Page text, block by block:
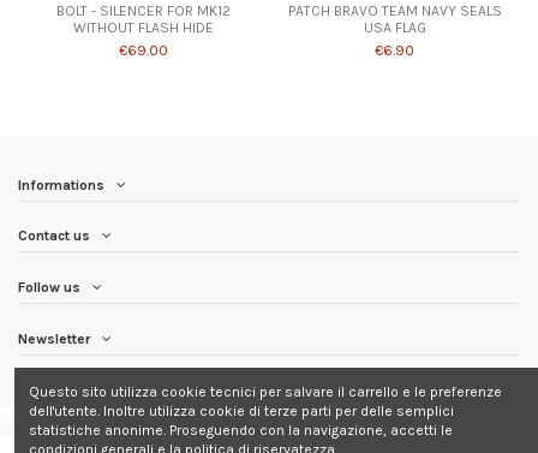
BOLT - SILENCER FOR MK12
WITHOUT FLASH HIDE
€69.00
PATCH BRAVO TEAM NAVY SEALS
USA FLAG
€6.90
Informations
Contact us
Follow us
Newsletter
Questo sito utilizza cookie tecnici per salvare il carrello e le preferenze
dell'utente. Inoltre utilizza cookie di terze parti per delle semplici
statistiche anonime. Proseguendo con la navigazione, accetti le